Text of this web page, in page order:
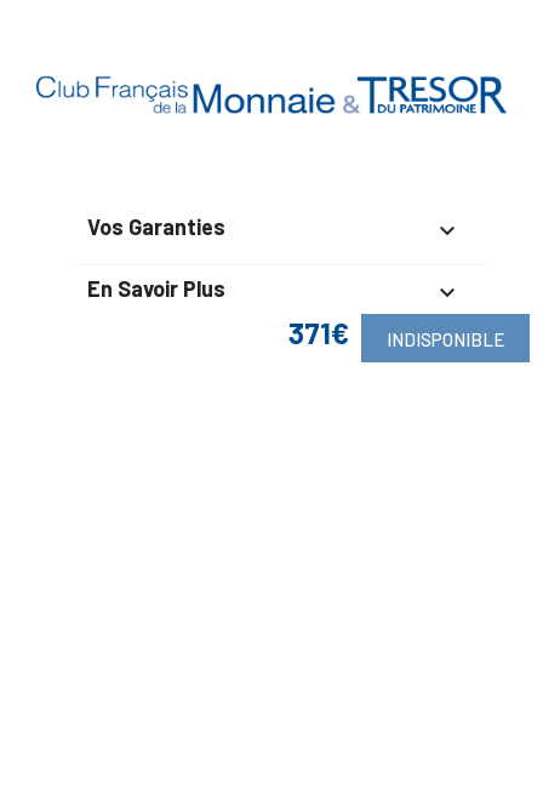
371€ INDISPONIBLE
Vos Garanties 
En Savoir Plus 
